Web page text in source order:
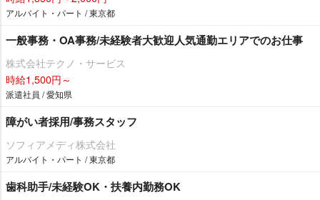
アルバイト・パート / 東京都
一般事務・OA事務/未経験者大歓迎人気通勤エリアでのお仕事
株式会社テクノ・サービス
時給1,500円～
派遣社員 / 愛知県
障がい者採用/事務スタッフ
ソフィアメディ株式会社
アルバイト・パート / 東京都
歯科助手/未経験OK・扶養内勤務OK